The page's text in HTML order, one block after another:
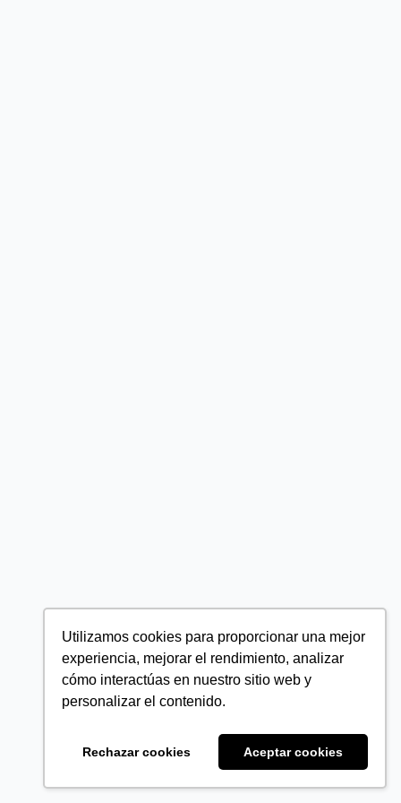
Utilizamos cookies para proporcionar una mejor
experiencia, mejorar el rendimiento, analizar
cómo interactúas en nuestro sitio web y
personalizar el contenido.
Rechazar cookies Aceptar cookies